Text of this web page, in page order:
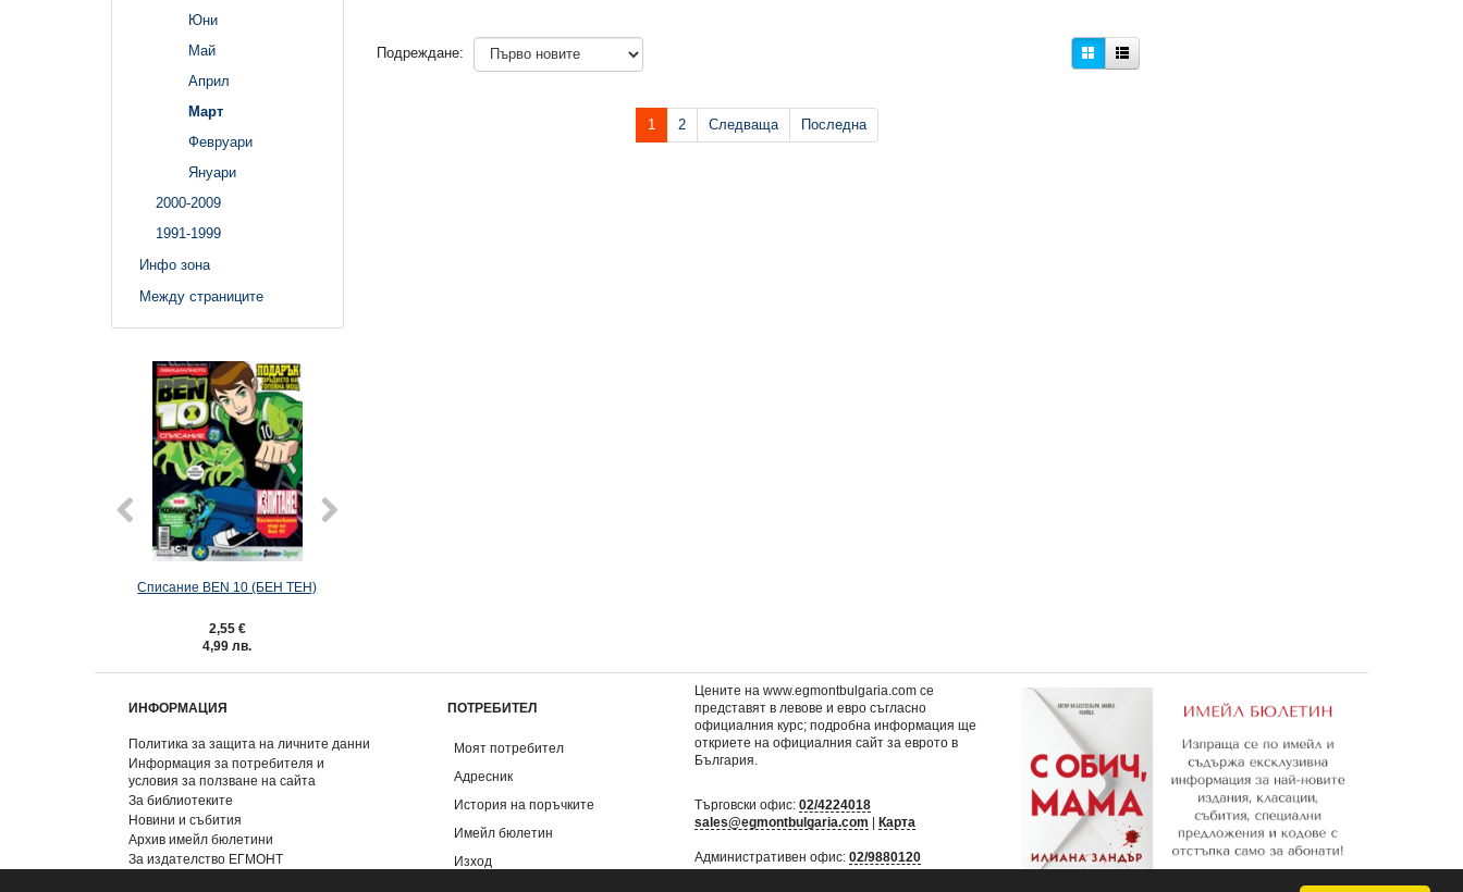
Юни
Май
Април
Март
Февруари
Януари
2000-2009
1991-1999
Инфо зона
Между страниците
Списание BEN 10 (БЕН ТЕН)
2,55 €
4,99 лв.
Подреждане:
1 2 Следваща Последна
ИНФОРМАЦИЯ
Политика за защита на личните данни
Информация за потребителя и
условия за ползване на сайта
За библиотеките
Новини и събития
Архив имейл бюлетини
За издателство ЕГМОНТ
ПОТРЕБИТЕЛ
Моят потребител
Адресник
История на поръчките
Имейл бюлетин
Изход
Цените на www.egmontbulgaria.com се
представят в левове и евро съгласно
официалния курс; подробна информация ще
откриете наофициалния сайт за еврото в
България
Търговски офис:02/4224018
sales@egmontbulgaria.com |Карта
Административен офис:02/9880120
mail@egmontbulgaria.com|Карта